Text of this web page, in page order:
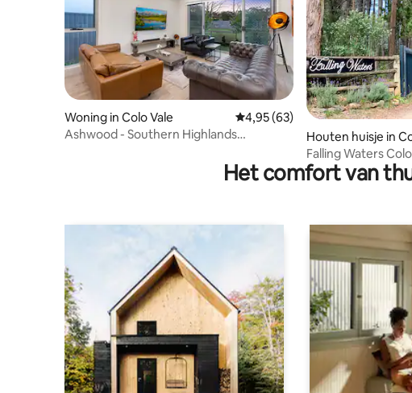
Woning in Colo Vale Gemiddelde beoordeling van
4,95 (63)
Ashwood - Southern Highlands
Houten huisje in
Falling Waters
Het comfort van